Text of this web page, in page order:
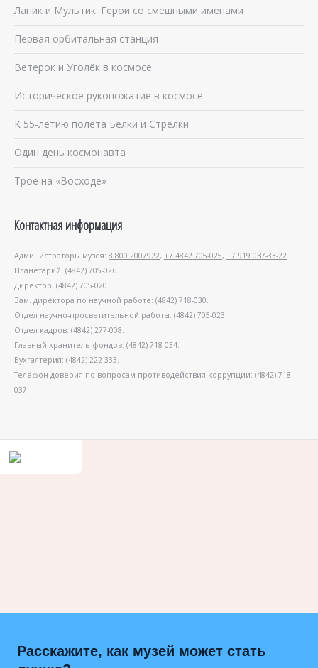
Лапик и Мультик. Герои со смешными именами
Первая орбитальная станция
Ветерок и Уголёк в космосе
Историческое рукопожатие в космосе
К 55-летию полёта Белки и Стрелки
Один день космонавта
Трое на «Восходе»
Контактная информация
Администраторы музея: 8 800 2007922, +7 4842 705-025, +7 919 037-33-22.
Планетарий: (4842) 705-026.
Директор: (4842) 705-020.
Зам. директора по научной работе: (4842) 718-030.
Отдел научно-просветительной работы: (4842) 705-023.
Отдел кадров: (4842) 277-008.
Главный хранитель фондов: (4842) 718-034.
Бухгалтерия: (4842) 222-333.
Телефон доверия по вопросам противодействия коррупции: (4842) 718-
037.
Расскажите, как музей может стать